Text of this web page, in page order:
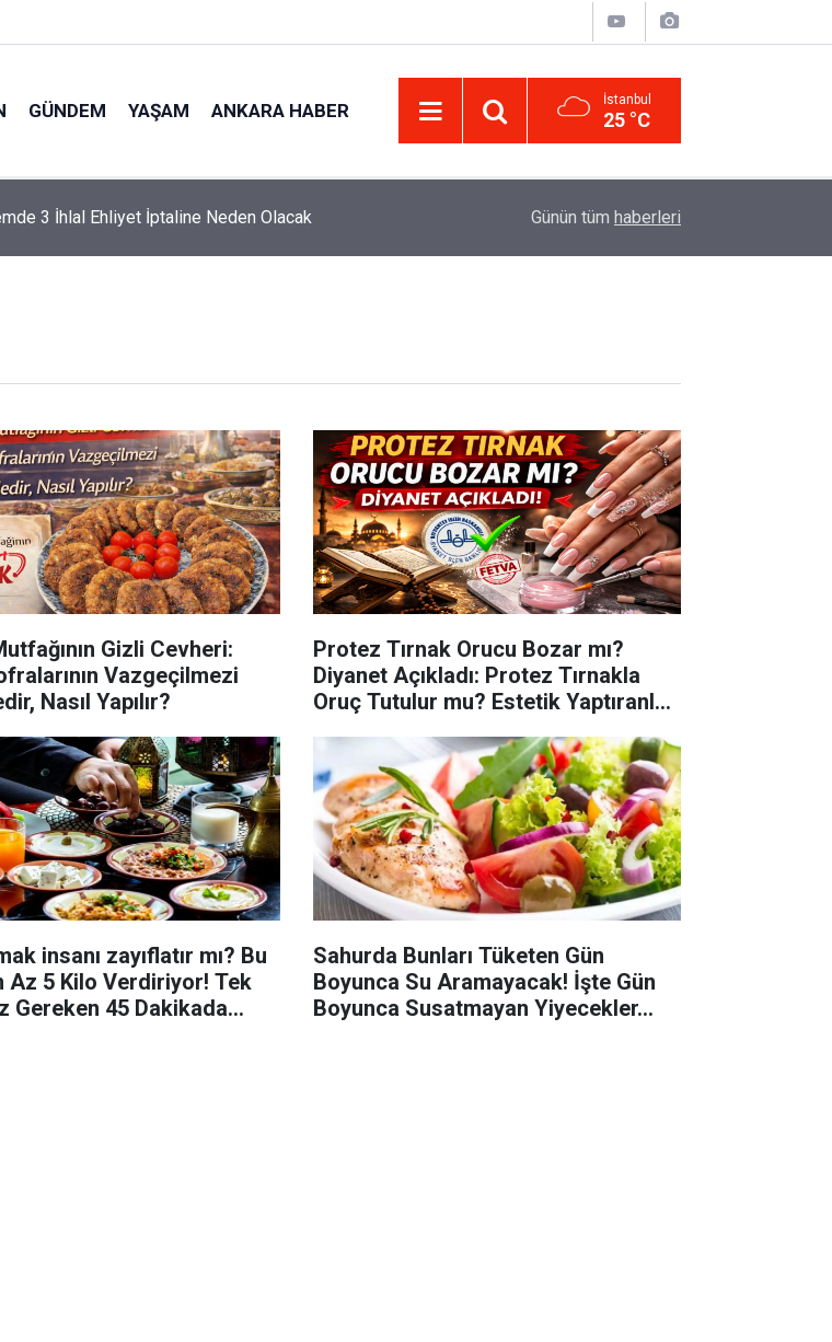
GÜNDEM YAŞAM ANKARA HABER İstanbul
25 °C
3 İhlal Ehliyet İptaline Neden Olacak
Uzadı, Ödeme Kuralları Değişti
Günün tüm haberleri
Gizli Cevheri:
Vazgeçilmezi
Nasıl Yapılır?
Protez Tırnak Orucu Bozar mı?
Diyanet Açıkladı: Protez Tırnakla
Oruç Tutulur mu? Estetik Yaptıranlar
insanı zayıflatır mı? Bu
Az 5 Kilo Verdiriyor! Tek
Gereken 45 Dakikada…
Sahurda Bunları Tüketen Gün
Boyunca Su Aramayacak! İşte Gün
Boyunca Susatmayan Yiyecekler…